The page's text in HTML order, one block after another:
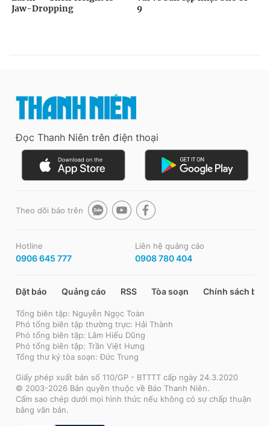
Đọc Thanh Niên trên điện thoại
Theo dõi báo trên
Hotline
0906 645 777
Liên hệ quảng cáo
0908 780 404
Đặt báo Quảng cáo RSS Tòa soạn Chính sách bảo
Tổng biên tập: Nguyễn Ngọc Toàn
Phó tổng biên tập thường trực: Hải Thành
Phó tổng biên tập: Lâm Hiếu Dũng
Phó tổng biên tập: Trần Việt Hưng
Tổng thư ký tòa soạn: Đức Trung
Giấy phép xuất bản số 110/GP - BTTTT cấp ngày 24.3.2020
© 2003-2026 Bản quyền thuộc về Báo Thanh Niên.
Cấm sao chép dưới mọi hình thức nếu không có sự chấp thuận
bằng văn bản.